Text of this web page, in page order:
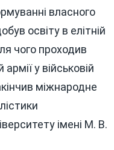
власного
освіту в елітній
чого проходив
у військовій
міжнародне
імені М. В.